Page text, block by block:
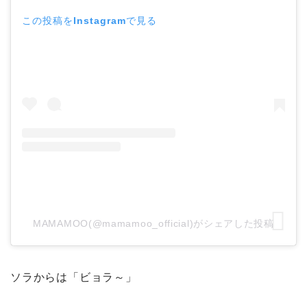
この投稿をInstagramで見る
MAMAMOO(@mamamoo_official)がシェアした投稿
ソラからは「ビョラ～」